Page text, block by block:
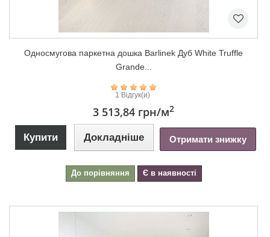
Односмугова паркетна дошка Barlinek Дуб White Truffle
Grande...
1 Відгук(и)
3 513,84 грн/м2
Купити Докладніше Отримати знижку
До порівняння Є в наявності